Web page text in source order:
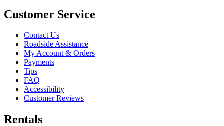
Customer Service
Contact Us
Roadside Assistance
My Account & Orders
Payments
Tips
FAQ
Accessibility
Customer Reviews
Rentals